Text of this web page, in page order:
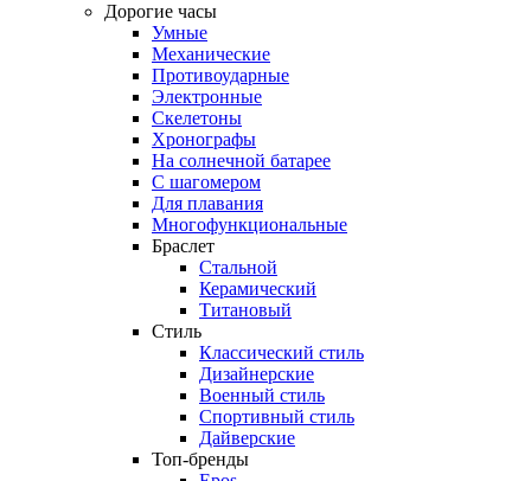
Дорогие часы
Умные
Механические
Противоударные
Электронные
Скелетоны
Хронографы
На солнечной батарее
С шагомером
Для плавания
Многофункциональные
Браслет
Стальной
Керамический
Титановый
Стиль
Классический стиль
Дизайнерские
Военный стиль
Спортивный стиль
Дайверские
Топ-бренды